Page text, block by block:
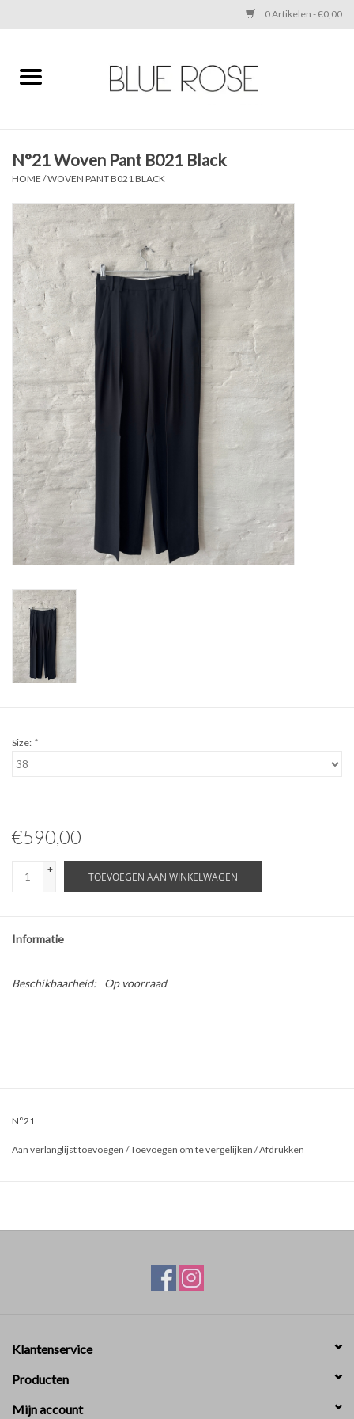
0 Artikelen - €0,00
Home
ACCESSORIES
SHOES
SALE
Cadeaubonnen
BRANDS
ABOUT US
N°21 Woven Pant B021 Black
HOME /WOVEN PANT B021 BLACK
Size: *
€590,00
+
-
TOEVOEGEN AAN WINKELWAGEN
Informatie
Beschikbaarheid: Op voorraad
N°21
Aan verlanglijst toevoegen /Toevoegen om te vergelijken /Afdrukken
Klantenservice
Producten
Mijn account